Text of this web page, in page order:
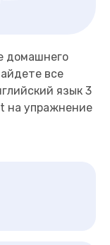
домашнего
все
язык 3
на упражнение